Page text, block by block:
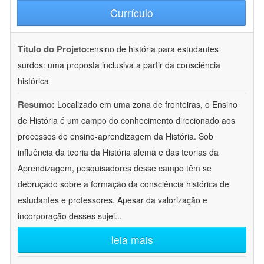
Currículo
Título do Projeto:ensino de história para estudantes
surdos: uma proposta inclusiva a partir da consciência
histórica
Resumo: Localizado em uma zona de fronteiras, o Ensino
de História é um campo do conhecimento direcionado aos
processos de ensino-aprendizagem da História. Sob
influência da teoria da História alemã e das teorias da
Aprendizagem, pesquisadores desse campo têm se
debruçado sobre a formação da consciência histórica de
estudantes e professores. Apesar da valorização e
incorporação desses sujei...
leia mais